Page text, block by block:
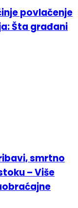
povlačenje
Šta građani
smrtno
– Više